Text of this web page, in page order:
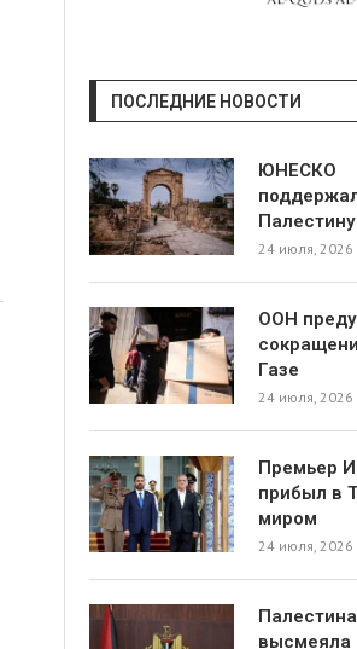
ПОСЛЕДНИЕ НОВОСТИ
ЮНЕСКО
24 июля, 2026
ООН
Газе
24 июля, 2026
Премьер
прибыл в
миром
24 июля, 2026
Палестина
высмеяла